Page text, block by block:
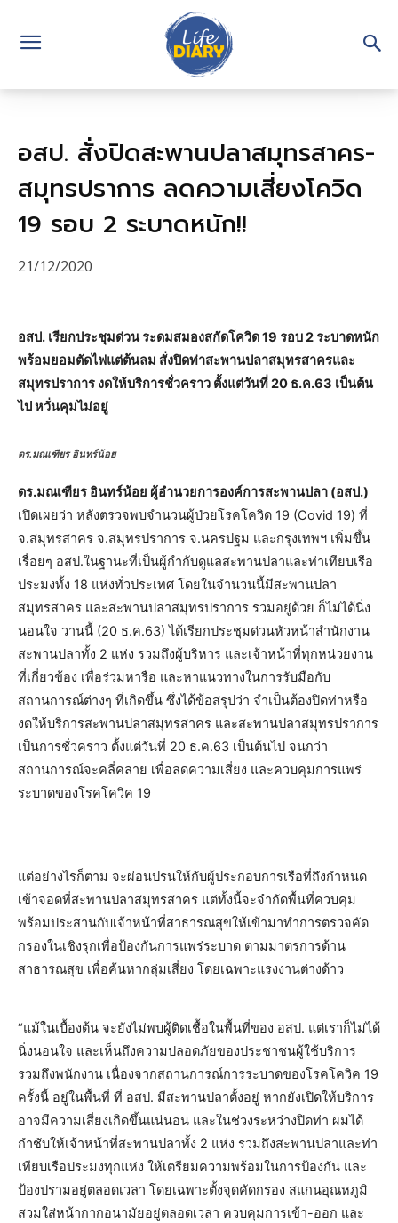
อสป. สั่งปิดสะพานปลาสมุทรสาคร-
สมุทรปราการ ลดความเสี่ยงโควิด
19 รอบ 2 ระบาดหนัก!!
21/12/2020
อสป. เรียกประชุมด่วน ระดมสมองสกัดโควิด 19 รอบ 2 ระบาดหนัก
พร้อมยอมตัดไฟแต่ต้นลม สั่งปิดท่าสะพานปลาสมุทรสาครและ
สมุทรปราการ งดให้บริการชั่วคราว ตั้งแต่วันที่ 20 ธ.ค.63 เป็นต้น
ไป หวั่นคุมไม่อยู่
ดร.มณเฑียร อินทร์น้อย
ดร.มณเฑียร อินทร์น้อย ผู้อำนวยการองค์การสะพานปลา (อสป.)
เปิดเผยว่า หลังตรวจพบจำนวนผู้ป่วยโรคโควิด 19 (Covid 19) ที่
จ.สมุทรสาคร จ.สมุทรปราการ จ.นครปฐม และกรุงเทพฯ เพิ่มขึ้น
เรื่อยๆ อสป.ในฐานะที่เป็นผู้กำกับดูแลสะพานปลาและท่าเทียบเรือ
ประมงทั้ง 18 แห่งทั่วประเทศ โดยในจำนวนนี้มีสะพานปลา
สมุทรสาคร และสะพานปลาสมุทรปราการ รวมอยู่ด้วย ก็ไม่ได้นิ่ง
นอนใจ วานนี้ (20 ธ.ค.63) ได้เรียกประชุมด่วนหัวหน้าสำนักงาน
สะพานปลาทั้ง 2 แห่ง รวมถึงผู้บริหาร และเจ้าหน้าที่ทุกหน่วยงาน
ที่เกี่ยวข้อง เพื่อร่วมหารือ และหาแนวทางในการรับมือกับ
สถานการณ์ต่างๆ ที่เกิดขึ้น ซึ่งได้ข้อสรุปว่า จำเป็นต้องปิดท่าหรือ
งดให้บริการสะพานปลาสมุทรสาคร และสะพานปลาสมุทรปราการ
เป็นการชั่วคราว ตั้งแต่วันที่ 20 ธ.ค.63 เป็นต้นไป จนกว่า
สถานการณ์จะคลี่คลาย เพื่อลดความเสี่ยง และควบคุมการแพร่
ระบาดของโรคโควิค 19
แต่อย่างไรก็ตาม จะผ่อนปรนให้กับผู้ประกอบการเรือที่ถึงกำหนด
เข้าจอดที่สะพานปลาสมุทรสาคร แต่ทั้งนี้จะจำกัดพื้นที่ควบคุม
พร้อมประสานกับเจ้าหน้าที่สาธารณสุขให้เข้ามาทำการตรวจคัด
กรองในเชิงรุกเพื่อป้องกันการแพร่ระบาด ตามมาตรการด้าน
สาธารณสุข เพื่อค้นหากลุ่มเสี่ยง โดยเฉพาะแรงงานต่างด้าว
“แม้ในเบื้องต้น จะยังไม่พบผู้ติดเชื้อในพื้นที่ของ อสป. แต่เราก็ไม่ได้
นิ่งนอนใจ และเห็นถึงความปลอดภัยของประชาชนผู้ใช้บริการ
รวมถึงพนักงาน เนื่องจากสถานการณ์การระบาดของโรคโควิค 19
ครั้งนี้ อยู่ในพื้นที่ ที่ อสป. มีสะพานปลาตั้งอยู่ หากยังเปิดให้บริการ
อาจมีความเสี่ยงเกิดขึ้นแน่นอน และในช่วงระหว่างปิดท่า ผมได้
กำชับให้เจ้าหน้าที่สะพานปลาทั้ง 2 แห่ง รวมถึงสะพานปลาและท่า
เทียบเรือประมงทุกแห่ง ให้เตรียมความพร้อมในการป้องกัน และ
ป้องปรามอยู่ตลอดเวลา โดยเฉพาะตั้งจุดคัดกรอง สแกนอุณหภูมิ
สวมใส่หน้ากากอนามัยอยู่ตลอดเวลา ควบคุมการเข้า-ออก และ